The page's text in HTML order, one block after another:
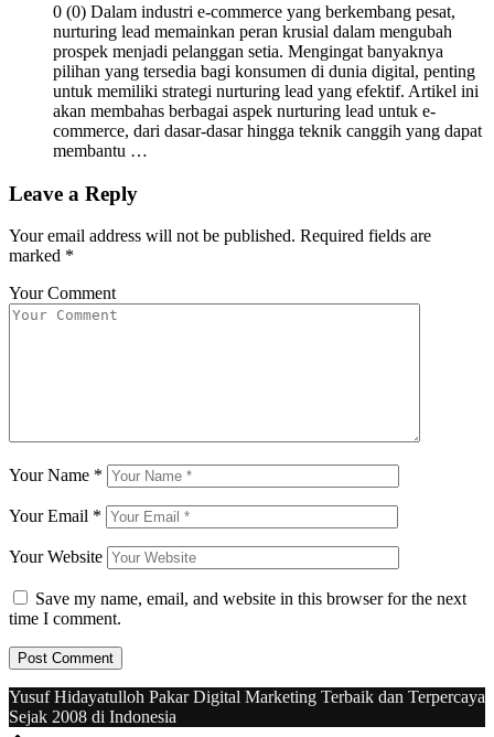
0 (0) Dalam industri e-commerce yang berkembang pesat,
nurturing lead memainkan peran krusial dalam mengubah
prospek menjadi pelanggan setia. Mengingat banyaknya
pilihan yang tersedia bagi konsumen di dunia digital, penting
untuk memiliki strategi nurturing lead yang efektif. Artikel ini
akan membahas berbagai aspek nurturing lead untuk e-
commerce, dari dasar-dasar hingga teknik canggih yang dapat
membantu …
Leave a Reply
Your email address will not be published. Required fields are
marked *
Your Comment
Your Name *
Your Email *
Your Website
Save my name, email, and website in this browser for the next
time I comment.
Yusuf Hidayatulloh Pakar Digital Marketing Terbaik dan Terpercaya
Sejak 2008 di Indonesia